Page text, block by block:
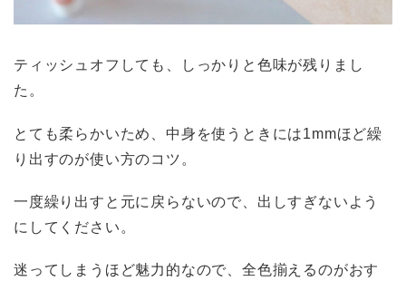
ティッシュオフしても、しっかりと色味が残りまし
た。
とても柔らかいため、中身を使うときには1mmほど繰
り出すのが使い方のコツ。
一度繰り出すと元に戻らないので、出しすぎないよう
にしてください。
迷ってしまうほど魅力的なので、全色揃えるのがおす